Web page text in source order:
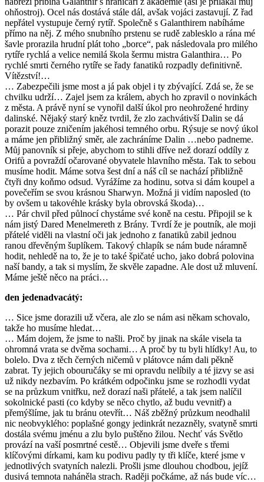
ohňostroj). Ocel nás dostává stále dál, avšak vojáci zastavují. Z řad
nepřátel vystupuje černý rytíř. Společně s Galanthirem nabíháme
přímo na něj. Z mého snubního prstenu se rudě zablesklo a rána mé
šavle prorazila hrudní plát toho „borce“, pak následovala pro milého
rytíře rychlá a velice nemilá škola šermu mistra Galanthira… Po
rychlé smrti černého rytíře se řady fanatiků rozpadly definitivně.
Vítězství!…
… Zabezpečili jsme most a já pak objel i ty zbývající. Zdá se, že se
chvilku udrží… Zajel jsem za králem, abych ho zpravil o novinkách
z města. A právě nyní se vynořil další úkol pro neohrožené hrdiny
dalinské. Nějaký starý kněz tvrdil, že zlo zachvátivší Dalin se dá
porazit pouze zničením jakéhosi temného orbu. Rýsuje se nový úkol
a máme jen přibližný směr, ale zachráníme Dalin …nebo padneme.
Můj panovník si přeje, abychom to stihli dříve než dorazí oddíly z
Orifů a povraždí očarované obyvatele hlavního města. Tak to sebou
musíme hodit. Máme sotva šest dní a náš cíl se nachází přibližně
čtyři dny koňmo odsud. Vyrážíme za hodinu, sotva si dám koupel a
povečeřím se svou krásnou Sharwyn. Možná ji vidím naposled (to
by ovšem u takovéhle krásky byla obrovská škoda)…
… Pár chvil před půlnocí chystáme své koně na cestu. Připojil se k
nám jistý Dared Menelmereth z Brány. Tvrdí že je poutník, ale moji
přátelé viděli na vlastní oči jak jednoho z fanatiků zabil jednou
ranou dřevěným šuplíkem. Takový chlapík se nám bude náramně
hodit, nehledě na to, že je to také špičaté ucho, jako dobrá polovina
naší bandy, a tak si myslím, že skvěle zapadne. Ale dost už mluvení.
Máme ještě něco na práci…
den jedenadvacátý:
… Sice jsme dorazili už včera, ale zlo se nám asi někam schovalo,
takže ho musíme hledat…
… Mám dojem, že jsme to našli. Proč by jinak na skále visela ta
ohromná vrata se dvěma sochami… A proč by tu byli hlídky! Au, to
bolelo. Dva z těch černých ničemů v plátovce nám dali pěkně
zabrat. Ty jejich obouručáky se mi opravdu nelíbily a té jizvy se asi
už nikdy nezbavím. Po krátkém odpočinku jsme se rozhodli vydat
se na průzkum vnitřku, než dorazí naši přátelé, a tak jsem nalíčil
sokolnické pasti (co kdyby se něco chytlo, až budu vevnitř) a
přemýšlíme, jak tu bránu otevřít… Náš zběžný průzkum neodhalil
nic neobvyklého: poplašné gongy jedinkrát nezazněly, svatyně smrti
dostála svému jménu a zlu bylo puštěno žilou. Nechť vás Světlo
provází na vaší posmrtné cestě… Objevili jsme dveře s třemi
klíčovými dírkami, kam ku podivu padly ty tři klíče, které jsme v
jednotlivých svatyních nalezli. Prošli jsme dlouhou chodbou, jejíž
dusivá temnota naháněla strach. Raději počkáme, až nás bude víc…